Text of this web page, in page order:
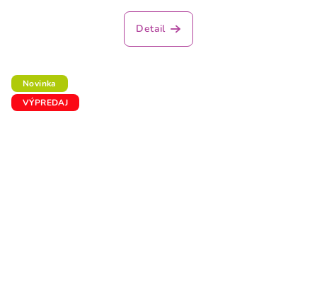
Detail
Novinka
VÝPREDAJ